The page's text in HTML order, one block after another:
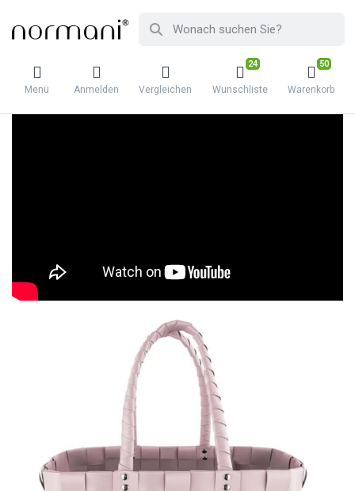
Menü Anmelden Vergleichen
24
Wunschliste
50
Warenkorb